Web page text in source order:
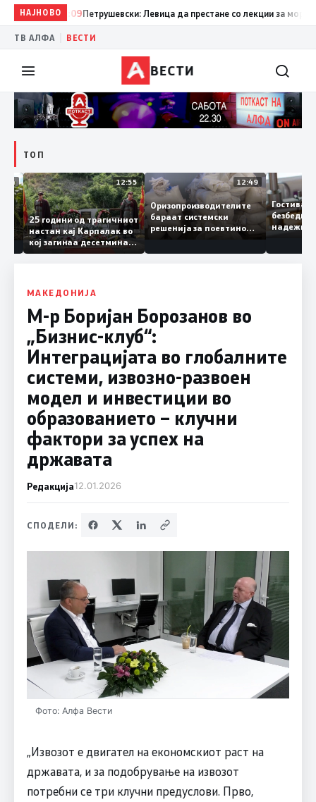
НАЈНОВО
19:09Петрушевски: Левица да престане со лекции за морал и
ТВ АЛФА ВЕСТИ
ВЕСТИ
ТОП
13:04 12:55
25 години од трагичниот
настан кај Карпалак во
кој загинаа десетмина
македонски бранители
12:49
Оризопроизводителите
бараат системски
решенија за поевтино
производство
МАКЕДОНИЈА
М-р Боријан Борозанов во
„Бизнис-клуб“:
Интеграцијата во глобалните
системи, извозно-развоен
модел и инвестиции во
образованието – клучни
фактори за успех на
државата
Редакција12.01.2026
СПОДЕЛИ:
Фото: Алфа Вести
„Извозот е двигател на економскиот раст на
државата, и за подобрување на извозот
потребни се три клучни предуслови. Прво,